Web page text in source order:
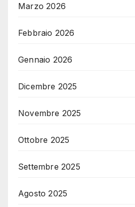
Marzo 2026
Febbraio 2026
Gennaio 2026
Dicembre 2025
Novembre 2025
Ottobre 2025
Settembre 2025
Agosto 2025